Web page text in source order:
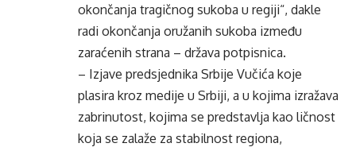
okončanja tragičnog sukoba u regiji“, dakle
radi okončanja oružanih sukoba između
zaraćenih strana – država potpisnica.
– Izjave predsjednika Srbije Vučića koje
plasira kroz medije u Srbiji, a u kojima izražava
zabrinutost, kojima se predstavlja kao ličnost
koja se zalaže za stabilnost regiona,